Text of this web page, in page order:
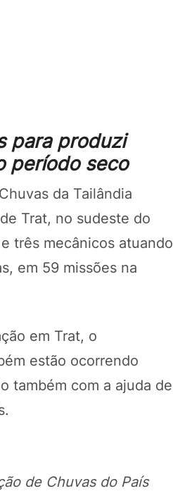
para produzi
período seco
da Tailândia
Trat, no sudeste do
três mecânicos atuando
em 59 missões na
em Trat, o
estão ocorrendo
também com a ajuda de
de Chuvas do País